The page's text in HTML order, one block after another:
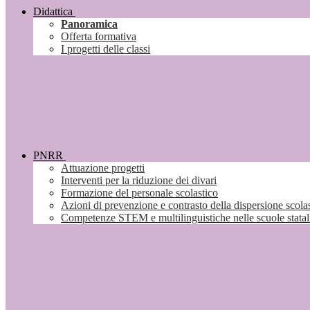
Didattica
Panoramica
Offerta formativa
I progetti delle classi
PNRR
Attuazione progetti
Interventi per la riduzione dei divari
Formazione del personale scolastico
Azioni di prevenzione e contrasto della dispersione
Competenze STEM e multilinguistiche nelle scuole